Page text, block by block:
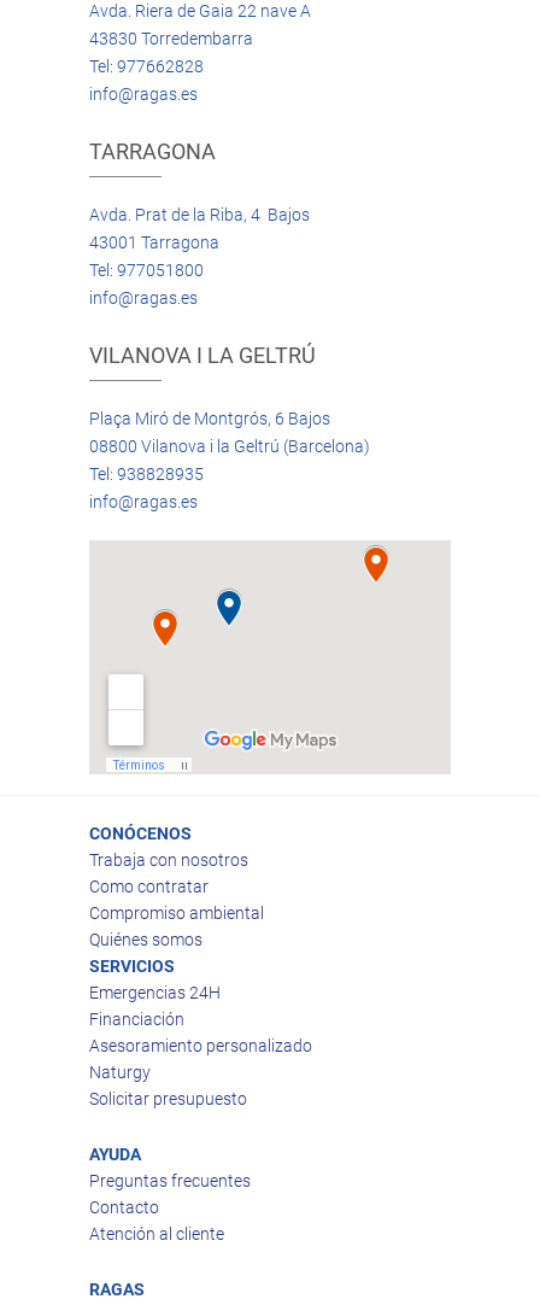
Avda. Riera de Gaia 22 nave A
43830 Torredembarra
Tel: 977662828
info@ragas.es
TARRAGONA
Avda. Prat de la Riba, 4 Bajos
43001 Tarragona
Tel: 977051800
info@ragas.es
VILANOVA I LA GELTRÚ
Plaça Miró de Montgrós, 6 Bajos
08800 Vilanova i la Geltrú (Barcelona)
Tel: 938828935
info@ragas.es
CONÓCENOS
Trabaja con nosotros
Como contratar
Compromiso ambiental
Quiénes somos
SERVICIOS
Emergencias 24H
Financiación
Asesoramiento personalizado
Naturgy
Solicitar presupuesto
AYUDA
Preguntas frecuentes
Contacto
Atención al cliente
RAGAS